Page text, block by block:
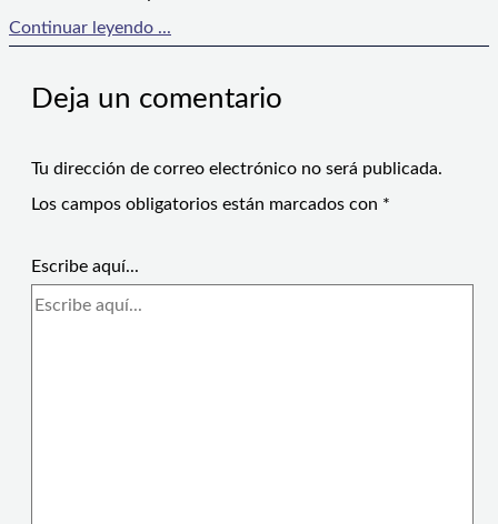
Continuar leyendo ...
Deja un comentario
Tu dirección de correo electrónico no será publicada.
Los campos obligatorios están marcados con *
Escribe aquí...